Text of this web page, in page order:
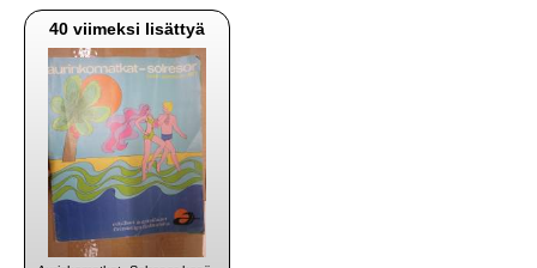
40 viimeksi lisättyä